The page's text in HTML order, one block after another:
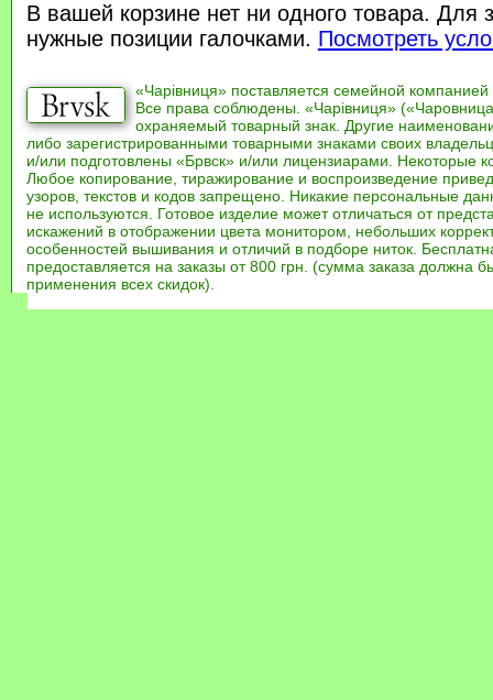
В вашей корзине нет ни одного товара. Для
нужные позиции галочками. Посмотреть
«Чарівниця» поставляется семейной компанией
Все права соблюдены. «Чарівниця»
охраняемый товарный знак. Другие
либо зарегистрированными товарными знаками своих
и/или подготовлены «Брвск» и/или лицензиарами. Некоторые
Любое копирование, тиражирование и воспроизведение
узоров, текстов и кодов запрещено. Никакие персональные
не используются. Готовое изделие может отличаться от
искажений в отображении цвета монитором, небольших
особенностей вышивания и отличий в подборе ниток.
предоставляется на заказы от 800 грн. (сумма заказа должна
применения всех скидок).